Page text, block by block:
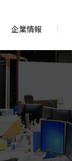
企業情報